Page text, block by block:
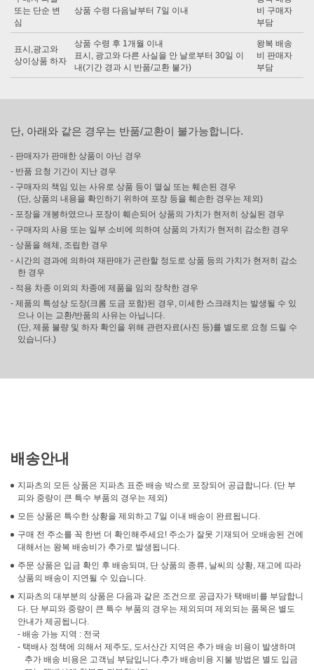
또는 단순 변
심
상품 수령 다음날부터 7일 이내
비 구매자
부담
표시,광고와
상이상품 하자
상품 수령 후 1개월 이내
표시, 광고와 다른 사실을 안 날로부터 30일 이
내(기간 경과 시 반품/교환 불가)
왕복 배송
비 판매자
부담
단, 아래와 같은 경우는 반품/교환이 불가능합니다.
- 판매자가 판매한 상품이 아닌 경우
- 반품 요청 기간이 지난 경우
- 구매자의 책임 있는 사유로 상품 등이 멸실 또는 훼손된 경우
(단, 상품의 내용을 확인하기 위하여 포장 등을 훼손한 경우는 제외)
- 포장을 개봉하였으나 포장이 훼손되어 상품의 가치가 현저히 상실된 경우
- 구매자의 사용 또는 일부 소비에 의하여 상품의 가치가 현저히 감소한 경우
- 상품을 해체, 조립한 경우
- 시간의 경과에 의하여 재판매가 곤란할 정도로 상품 등의 가치가 현저히 감소
한 경우
- 적용 차종 이외의 차종에 제품을 임의 장착한 경우
- 제품의 특성상 도장(크롬 도금 포함)된 경우, 미세한 스크래치는 발생될 수 있
으나 이는 교환/반품의 사유는 아닙니다.
(단, 제품 불량 및 하자 확인을 위해 관련자료(사진 등)를 별도로 요청 드릴 수
있습니다.)
배송안내
지파츠의 모든 상품은 지파츠 표준 배송 박스로 포장되어 공급합니다. (단 부
피와 중량이 큰 특수 부품의 경우는 제외)
모든 상품은 특수한 상황을 제외하고 7일 이내 배송이 완료됩니다.
구매 전 주소를 꼭 한번 더 확인해주세요! 주소가 잘못 기재되어 오배송된 건에
대해서는 왕복 배송비가 추가로 발생됩니다.
주문 상품은 입금 확인 후 배송되며, 단 상품의 종류, 날씨의 상황, 재고에 따라
상품의 배송이 지연될 수 있습니다.
지파츠의 대부분의 상품은 다음과 같은 조건으로 공급자가 택배비를 부담합니
다. 단 부피와 중량이 큰 특수 부품의 경우는 제외되며 제외되는 품목은 별도
안내가 제공됩니다.
- 배송 가능 지역 : 전국
- 택배사 정책에 의해서 제주도, 도서산간 지역은 추가 배송 비용이 발생하며
추가 배송 비용은 고객님 부담입니다.추가 배송비용 지불 방법은 별도 입금